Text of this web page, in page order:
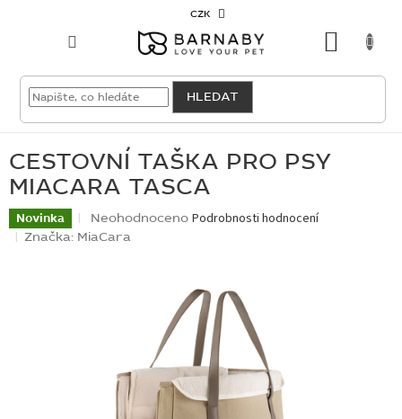
CZK
HLEDAT
VELKOODBĚRATEL
PSY
KOČKY
CESTOVNÍ TAŠKA PRO PSY
MIACARA TASCA
Novinka
Průměrné
hodnocení
Neohodnoceno Podrobnosti hodnocení
Značka: MiaCara